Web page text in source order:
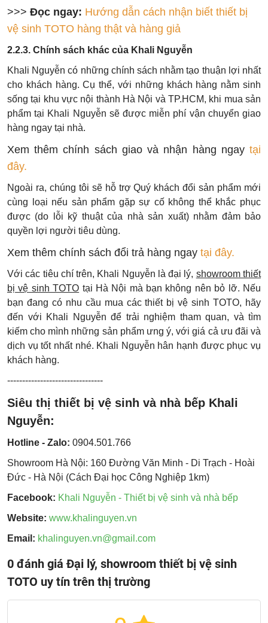
>>> Đọc ngay: Hướng dẫn cách nhận biết thiết bị
vệ sinh TOTO hàng thật và hàng giả
2.2.3. Chính sách khác của Khali Nguyễn
Khali Nguyễn có những chính sách nhằm tạo thuận lợi nhất
cho khách hàng. Cụ thể, với những khách hàng nằm sinh
sống tại khu vực nội thành Hà Nội và TP.HCM, khi mua sản
phẩm tại Khali Nguyễn sẽ được miễn phí vận chuyển giao
hàng ngay tại nhà.
Xem thêm chính sách giao và nhận hàng ngay tại
đây.
Ngoài ra, chúng tôi sẽ hỗ trợ Quý khách đổi sản phẩm mới
cùng loại nếu sản phẩm gặp sự cố không thể khắc phục
được (do lỗi kỹ thuật của nhà sản xuất) nhằm đảm bảo
quyền lợi người tiêu dùng.
Xem thêm chính sách đổi trả hàng ngay tại đây.
Với các tiêu chí trên, Khali Nguyễn là đại lý, showroom thiết
bị vệ sinh TOTO tại Hà Nội mà bạn không nên bỏ lỡ. Nếu
bạn đang có nhu cầu mua các thiết bị vệ sinh TOTO, hãy
đến với Khali Nguyễn để trải nghiệm tham quan, và tìm
kiếm cho mình những sản phẩm ưng ý, với giá cả ưu đãi và
dịch vụ tốt nhất nhé. Khali Nguyễn hân hạnh được phục vụ
khách hàng.
--------------------------------
Siêu thị thiết bị vệ sinh và nhà bếp Khali
Nguyễn:
Hotline - Zalo: 0904.501.766
Showroom Hà Nội: 160 Đường Văn Minh - Di Trạch - Hoài
Đức - Hà Nội (Cách Đại học Công Nghiệp 1km)
Facebook: Khali Nguyễn - Thiết bị vệ sinh và nhà bếp
Website: www.khalinguyen.vn
Email: khalinguyen.vn@gmail.com
0 đánh giá Đại lý, showroom thiết bị vệ sinh
TOTO uy tín trên thị trường